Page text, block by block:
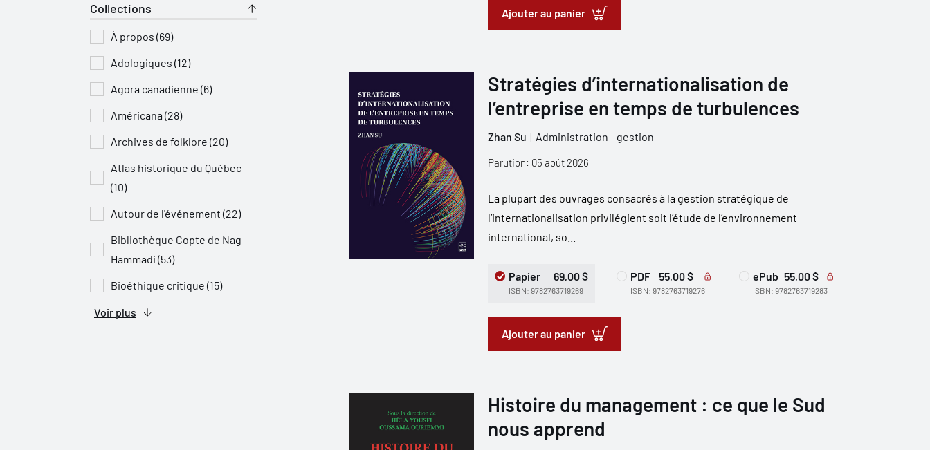
Collections
À propos (69)
Adologiques (12)
Agora canadienne (6)
Américana (28)
Archives de folklore (20)
Atlas historique du Québec
(10)
Autour de l'événement (22)
Bibliothèque Copte de Nag
Hammadi (53)
Bioéthique critique (15)
Voir plus
Ajouter au panier
Stratégies d’internationalisation de
l’entreprise en temps de turbulences
Zhan Su Administration - gestion
Parution: 05 août 2026
La plupart des ouvrages consacrés à la gestion stratégique de
l’internationalisation privilégient soit l’étude de l’environnement
international, so...
Papier 69,00 $
ISBN: 9782763719269
PDF 55,00 $
ISBN: 9782763719276
ePub 55,00 $
ISBN: 9782763719283
Ajouter au panier
Histoire du management : ce que le Sud
nous apprend